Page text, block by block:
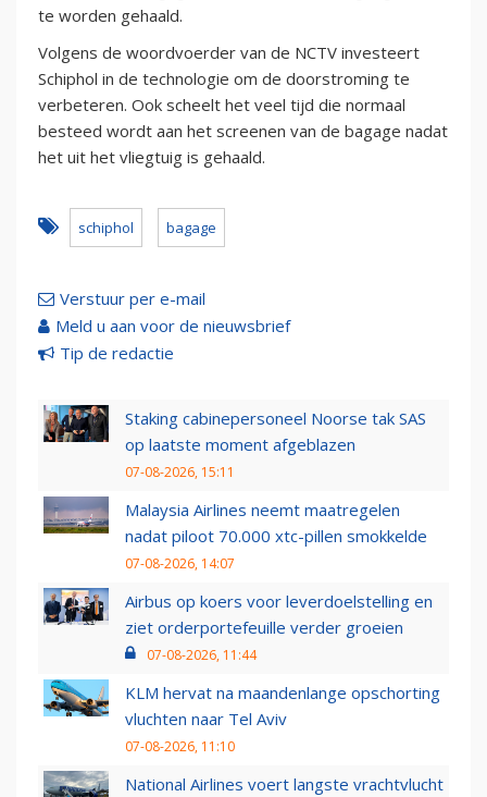
te worden gehaald.
Volgens de woordvoerder van de NCTV investeert
Schiphol in de technologie om de doorstroming te
verbeteren. Ook scheelt het veel tijd die normaal
besteed wordt aan het screenen van de bagage nadat
het uit het vliegtuig is gehaald.
schiphol bagage
Verstuur per e-mail
Meld u aan voor de nieuwsbrief
Tip de redactie
Staking cabinepersoneel Noorse tak SAS
op laatste moment afgeblazen
07-08-2026, 15:11
Malaysia Airlines neemt maatregelen
nadat piloot 70.000 xtc-pillen smokkelde
07-08-2026, 14:07
Airbus op koers voor leverdoelstelling en
ziet orderportefeuille verder groeien
07-08-2026, 11:44
KLM hervat na maandenlange opschorting
vluchten naar Tel Aviv
07-08-2026, 11:10
National Airlines voert langste vrachtvlucht